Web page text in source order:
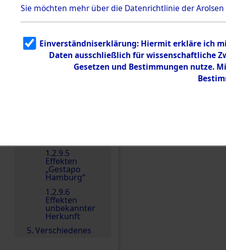
Bayerisches
1.2.9.3
Effekten aus
dem KZ
Neuengamm
1.2.9.5
Effekten
„Gestapo
Hamburg“
1.2.9.6
Effekten
unbekannter
Herkunft
5. Verschiedenes
Einen Kommentar
Sie möchten mehr über die Datenrichtlinie der Arolsen
Einverständniserklärung: Hiermit erkläre ich
Daten ausschließlich für wissenschaftliche
Gesetzen und Bestimmungen nutze.